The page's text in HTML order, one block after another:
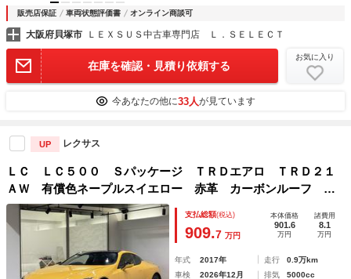
販売店保証 車両状態評価書 オンライン商談可
大阪府貝塚市 ＬＥＸＳＵＳ中古車専門店 Ｌ．ＳＥＬＥＣＴ
在庫を確認・見積り依頼する
お気に入り
今あなたの他に33人が見ています
UP レクサス
ＬＣ ＬＣ５００ Ｓパッケージ ＴＲＤエアロ ＴＲＤ２１
ＡＷ 有償色ネープルスイエロー 赤革 カーボンルーフ ア
クティブリアウイング カラーＨＵＤ 寒冷地仕様 シートヒ
ーター／クーラー ステアリングヒーター レーンキープアシ
スト
支払総額(税込)
909.7 万円
本体価格
901.6
万円
諸費用
8.1
万円
年式 2017年 走行
0.9万km
車検
2026年12月 排気 5000cc